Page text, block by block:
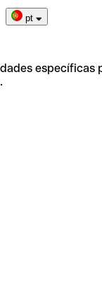
pt
específicas